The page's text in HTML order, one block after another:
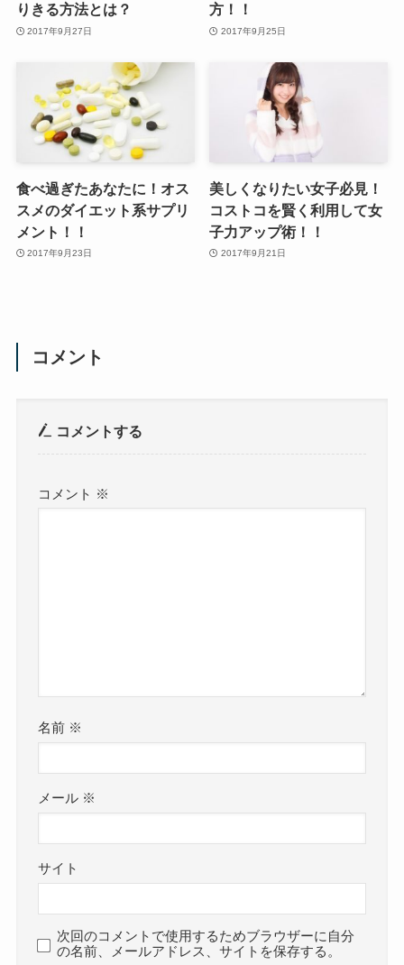
りきる方法とは？
2017年9月27日
方！！
2017年9月25日
食べ過ぎたあなたに！オス
スメのダイエット系サプリ
メント！！
2017年9月23日
美しくなりたい女子必見！
コストコを賢く利用して女
子力アップ術！！
2017年9月21日
コメント
コメントする
コメント ※
名前 ※
メール ※
サイト
次回のコメントで使用するためブラウザーに自分
の名前、メールアドレス、サイトを保存する。